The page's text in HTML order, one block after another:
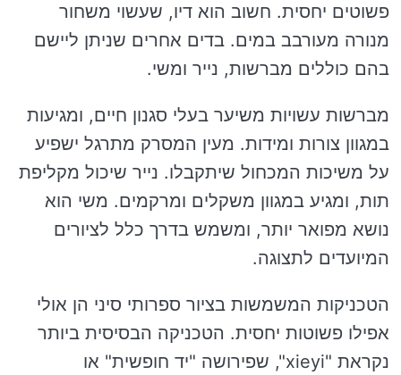
פשוטים יחסית. חשוב הוא דיו, שעשוי משחור
מנורה מעורבב במים. בדים אחרים שניתן ליישם
בהם כוללים מברשות, נייר ומשי.
מברשות עשויות משיער בעלי סגנון חיים, ומגיעות
במגוון צורות ומידות. מעין המסרק מתרגל ישפיע
על משיכות המכחול שיתקבלו. נייר שיכול מקליפת
תות, ומגיע במגוון משקלים ומרקמים. משי הוא
נושא מפואר יותר, ומשמש בדרך כלל לציורים
המיועדים לתצוגה.
הטכניקות המשמשות בציור ספרותי סיני הן אולי
אפילו פשוטות יחסית. הטכניקה הבסיסית ביותר
נקראת "xieyi", שפירושה "יד חופשית" או